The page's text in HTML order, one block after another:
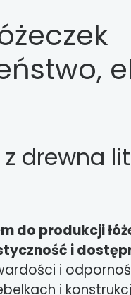
z drewna
do produkcji
i
i
i